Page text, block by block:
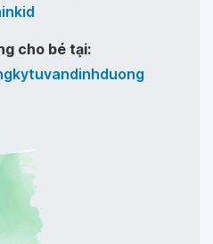
cho bé tại: